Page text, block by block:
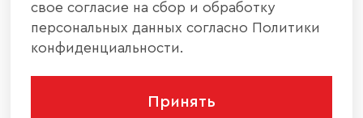
свое согласие на сбор и обработку
персональных данных согласно Политики
конфиденциальности.
Принять